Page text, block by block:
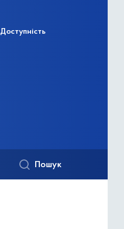
Доступність
Пошук